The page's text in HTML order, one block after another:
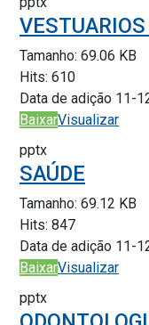
Tamanho: 69.06 KB
Hits: 610
Data de adição 11-
BaixarVisualizar
pptx
SAÚDE
Tamanho: 69.12 KB
Hits: 847
Data de adição 11-
BaixarVisualizar
pptx